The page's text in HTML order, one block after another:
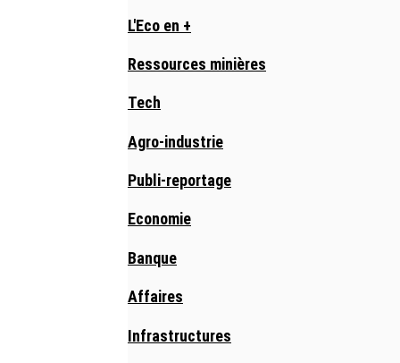
L'Eco en +
Ressources minières
Tech
Agro-industrie
Publi-reportage
Economie
Banque
Affaires
Infrastructures